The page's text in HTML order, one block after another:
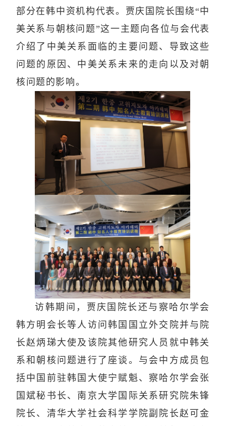
部分在韩中资机构代表。贾庆国院长围绕“中
美关系与朝核问题”这一主题向各位与会代表
介绍了中美关系面临的主要问题、导致这些
问题的原因、中美关系未来的走向以及对朝
核问题的影响。
访韩期间，贾庆国院长还与察哈尔学会
韩方明会长等人访问韩国国立外交院并与院
长赵炳珶大使及该院其他研究人员就中韩关
系和朝核问题进行了座谈。与会中方成员包
括中国前驻韩国大使宁赋魁、察哈尔学会张
国斌秘书长、南京大学国际关系研究院朱锋
院长、清华大学社会科学学院副院长赵可金